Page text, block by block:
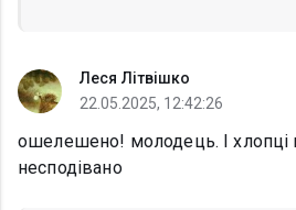
Леся Літвішко
22.05.2025, 12:42:26
ошелешено! молодець. І хлопці
несподівано